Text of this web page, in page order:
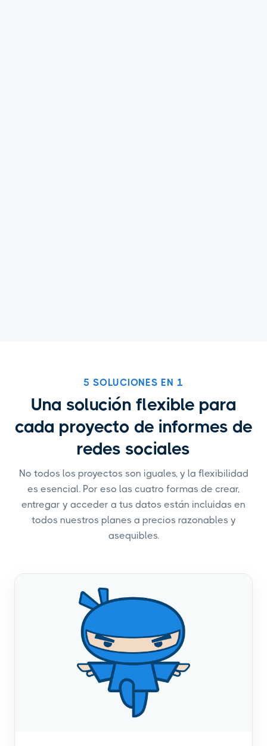
5 SOLUCIONES EN 1
Una solución flexible para
cada proyecto de informes de
redes sociales
No todos los proyectos son iguales, y la flexibilidad
es esencial. Por eso las cuatro formas de crear,
entregar y acceder a tus datos están incluidas en
todos nuestros planes a precios razonables y
asequibles.